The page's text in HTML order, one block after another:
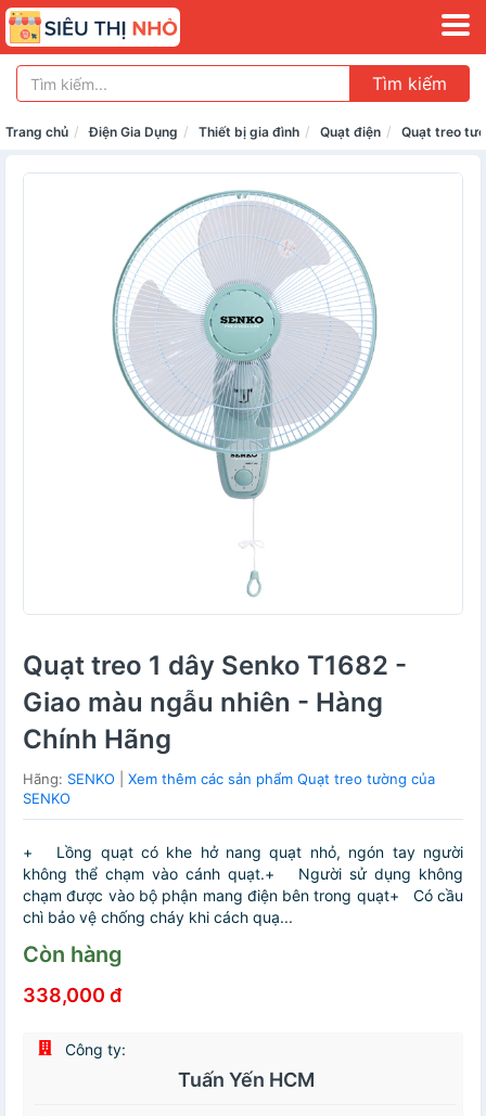
Tìm kiếm
Trang chủ Điện Gia Dụng Thiết bị gia đình Quạt điện Quạt treo
Quạt treo 1 dây Senko T1682 -
Giao màu ngẫu nhiên - Hàng
Chính Hãng
Hãng: SENKO
Xem thêm các sản phẩm Quạt treo tường của
SENKO
+ Lồng quạt có khe hở nang quạt nhỏ, ngón tay người
không thể chạm vào cánh quạt.+ Người sử dụng không
chạm được vào bộ phận mang điện bên trong quạt+ Có cầu
chì bảo vệ chống cháy khi cách quạ...
Còn hàng
338,000 đ
Công ty:
Tuấn Yến HCM